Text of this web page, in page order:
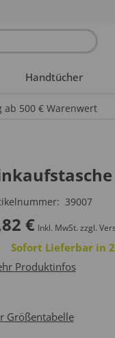
Handtücher
ab 500 € Warenwert
39007
€ Inkl. MwSt. zzgl.
Sofort Lieferbar in
Produktinfos
Größentabelle